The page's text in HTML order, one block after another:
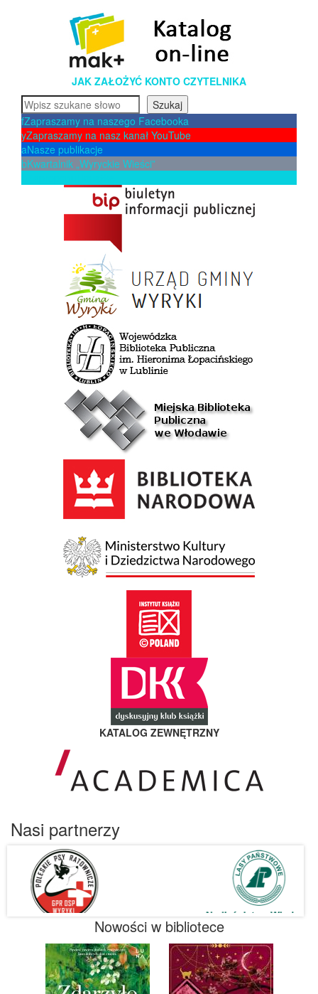
JAK ZAŁOŻYĆ KONTO CZYTELNIKA
Szukaj
Szukaj
fZapraszamy na naszego Facebooka
yZapraszamy na nasz kanał YouTube
aNasze publikacje
bKwartalnik „Wyryckie Wieści”
KATALOG ZEWNĘTRZNY
Nasi partnerzy
Nowości w bibliotece